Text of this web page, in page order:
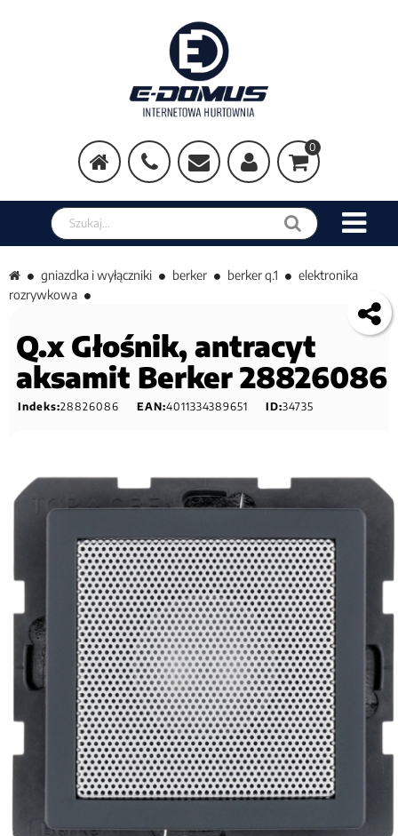
0
Szukaj w sklepie
gniazdka i wyłączniki berker berker q.1
elektronika
rozrywkowa
Q.x Głośnik, antracyt
aksamit Berker 28826086
Indeks:28826086 EAN:4011334389651 ID:34735